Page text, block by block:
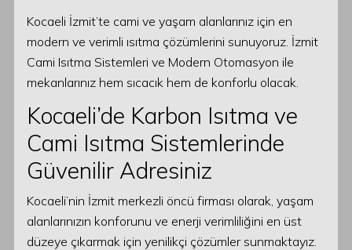
Kocaeli İzmit’te cami ve yaşam alanlarınız için en
modern ve verimli ısıtma çözümlerini sunuyoruz. İzmit
Cami Isıtma Sistemleri ve Modern Otomasyon ile
mekanlarınız hem sıcacık hem de konforlu olacak.
Kocaeli’de Karbon Isıtma ve
Cami Isıtma Sistemlerinde
Güvenilir Adresiniz
Kocaeli’nin İzmit merkezli öncü firması olarak, yaşam
alanlarınızın konforunu ve enerji verimliliğini en üst
düzeye çıkarmak için yenilikçi çözümler sunmaktayız.